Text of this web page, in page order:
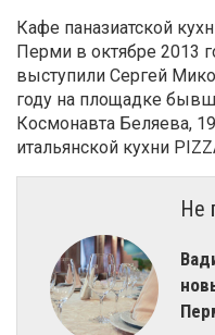
Кафе паназиатской
Перми в октябре 2013
выступили Сергей
году на площадке
Космонавта Беляева,
итальянской кухни
Не